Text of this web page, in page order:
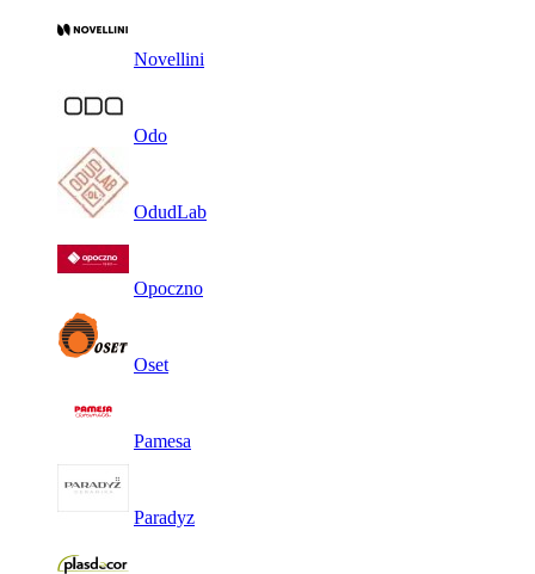
Novellini
Odo
OdudLab
Opoczno
Oset
Pamesa
Paradyz